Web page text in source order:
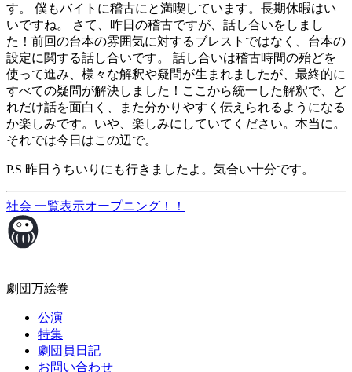
す。 僕もバイトに稽古にと満喫しています。長期休暇はい
いですね。 さて、昨日の稽古ですが、話し合いをしまし
た！前回の台本の雰囲気に対するブレストではなく、台本の
設定に関する話し合いです。 話し合いは稽古時間の殆どを
使って進み、様々な解釈や疑問が生まれましたが、最終的に
すべての疑問が解決しました！ここから統一した解釈で、ど
れだけ話を面白く、また分かりやすく伝えられるようになる
か楽しみです。いや、楽しみにしていてください。本当に。
それでは今日はこの辺で。
P.S 昨日うちいりにも行きましたよ。気合い十分です。
社会 一覧表示オープニング！！
劇団万絵巻
公演
特集
劇団員日記
お問い合わせ